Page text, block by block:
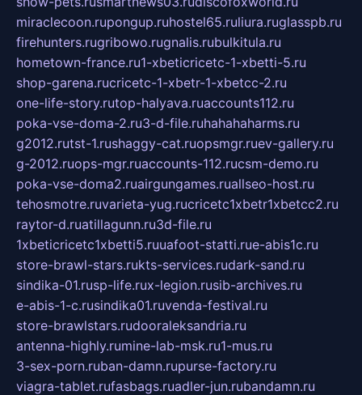
miraclecoon.rupongup.ruhostel65.ruliura.ruglasspb.ru
firehunters.rugribowo.rugnalis.rubulkitula.ru
hometown-france.ru1-xbeticricetc-1-xbetti-5.ru
shop-garena.rucricetc-1-xbetr-1-xbetcc-2.ru
one-life-story.rutop-halyava.ruaccounts112.ru
poka-vse-doma-2.ru3-d-file.ruhahahaharms.ru
g2012.rutst-1.rushaggy-cat.ruopsmgr.ruev-gallery.ru
g-2012.ruops-mgr.ruaccounts-112.rucsm-demo.ru
poka-vse-doma2.ruairgungames.ruallseo-host.ru
tehosmotre.ruvarieta-yug.rucricetc1xbetr1xbetcc2.ru
raytor-d.ruatillagunn.ru3d-file.ru
1xbeticricetc1xbetti5.ruuafoot-statti.rue-abis1c.ru
store-brawl-stars.rukts-services.rudark-sand.ru
sindika-01.rusp-life.rux-legion.rusib-archives.ru
e-abis-1-c.rusindika01.ruvenda-festival.ru
store-brawlstars.rudooraleksandria.ru
antenna-highly.rumine-lab-msk.ru1-mus.ru
3-sex-porn.ruban-damn.rupurse-factory.ru
viagra-tablet.rufasbags.ruadler-jun.rubandamn.ru